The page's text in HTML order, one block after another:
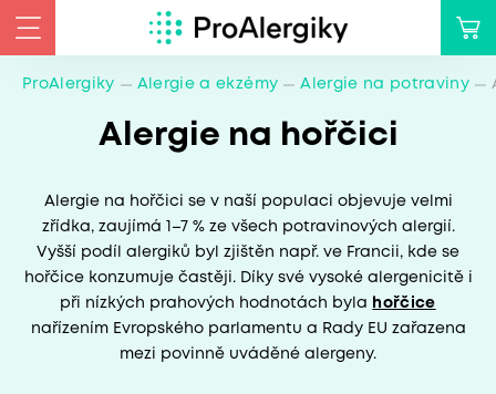
ProAlergiky Alergie a ekzémy Alergie na potraviny
Alergie na hořčici
Alergie na hořčici se v naší populaci objevuje velmi
zřídka, zaujímá 1–7 % ze všech potravinových alergií.
Vyšší podíl alergiků byl zjištěn např. ve Francii, kde se
hořčice konzumuje častěji. Díky své vysoké alergenicitě i
při nízkých prahových hodnotách byla
hořčice
nařízením Evropského parlamentu a Rady EU zařazena
mezi povinně uváděné alergeny.